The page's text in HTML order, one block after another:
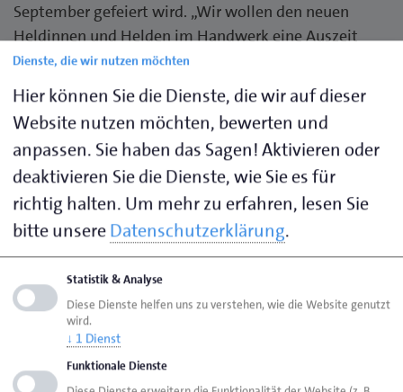
September gefeiert wird. „Wir wollen den neuen
Heldinnen und Helden im Handwerk eine Auszeit
gönnen und zeigen, dass wir Ausbilder Nummer Eins
in Ostfriesland sind. Unsere Azubis sind nicht nur
einige wenige, sondern mit mehr als 2.400 jungen
Menschen "Die Wirtschaftsmacht. Von nebenan",
erklärt Jörg Frerichs, Hauptgeschäftsführer der
Handwerkskammer.
Die rund 1.200 Ausbildungsbetriebe im
Kammerbezirk bieten in mehr als 60 Berufen von A
wie Augenoptiker bis Z wie Zweiradmechaniker ein
breites Spektrum an. Diese vielfältige Ausbildung
leistet einen zentralen Beitrag zur Aufrechterhaltung
der Infrastruktur: Ohne fachliches Können wäre der
Kauf von Brillen und Hörgeräten, die Reparatur des
Dienste, die wir nutzen möchten
Hier können Sie die Dienste, die wir auf dieser
Website nutzen möchten, bewerten und
anpassen. Sie haben das Sagen! Aktivieren oder
deaktivieren Sie die Dienste, wie Sie es für
richtig halten. Um mehr zu erfahren, lesen Sie
bitte unsereDatenschutzerklärung.
Statistik & Analyse
Diese Dienste helfen uns zu verstehen, wie die Website genutzt
wird.
↓ 1 Dienst
Funktionale Dienste